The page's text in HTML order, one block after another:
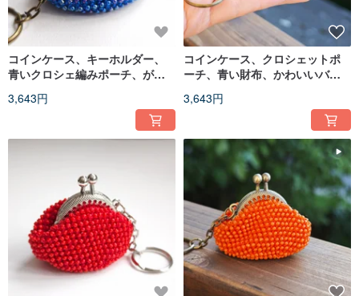
コインケース、キーホルダー、
青いクロシェ編みポーチ、がま
3,643円
コインケース、クロシェットポ
ーチ、青い財布、かわいいバッ
ー
3,643円